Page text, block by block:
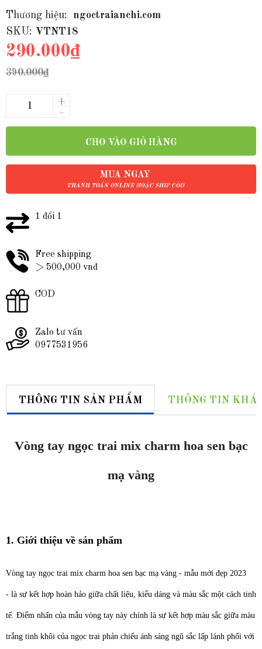
Thương hiệu:
ngoctraianchi.com
SKU: VTNT18
290.000₫
390.000₫
–
+
CHO VÀO GIỎ HÀNG
MUA NGAY
THANH TOÁN ONLINE HOẶC SHIP COD
1 đổi 1
Free shipping
> 500,000 vnđ
COD
Zalo tư vấn
0977531956
THÔNG TIN SẢN PHẨM THÔNG TIN
Vòng tay ngọc trai mix charm hoa sen bạc
mạ vàng
1. Giới thiệu về sản phẩm
Vòng tay ngọc trai mix charm hoa sen bạc mạ vàng - mẫu mới đẹp 2023
- là sự kết hợp hoàn hảo giữa chất liệu, kiểu dáng và màu sắc một cách tinh
tế. Điểm nhấn của mẫu vòng tay này chính là sự kết hợp màu sắc giữa màu
trắng tinh khôi của ngọc trai phản chiếu ánh sáng ngũ sắc lấp lánh phối với